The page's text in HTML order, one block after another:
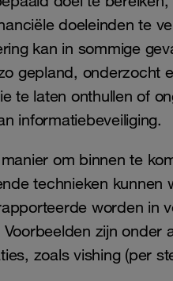
doeleinden te
kan in sommige
gepland, onderzocht
te laten onthullen of
informatiebeveiliging.
om binnen te
technieken
worden in
zijn onder
zoals vishing (per